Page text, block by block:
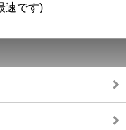
速です)